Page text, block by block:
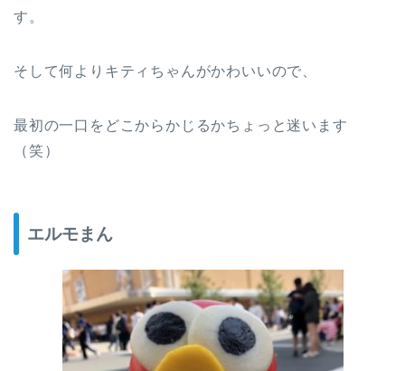
す。
そして何よりキティちゃんがかわいいので、
最初の一口をどこからかじるかちょっと迷います
（笑）
エルモまん